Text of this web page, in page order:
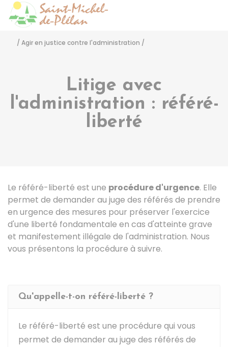
/ Agir en justice contre l'administration /
Litige avec
l'administration : référé-
liberté
Le référé-liberté est une procédure d'urgence. Elle
permet de demander au juge des référés de prendre
en urgence des mesures pour préserver l'exercice
d'une liberté fondamentale en cas d'atteinte grave
et manifestement illégale de l'administration. Nous
vous présentons la procédure à suivre.
Qu'appelle-t-on référé-liberté ?
Le référé-liberté est une procédure qui vous
permet de demander au juge des référés de